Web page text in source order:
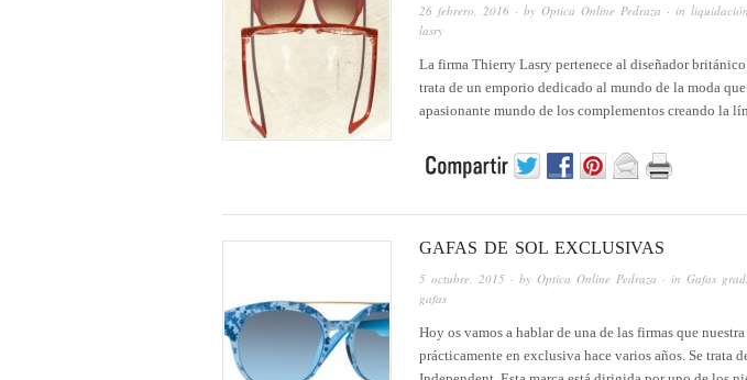
26 febrero, 2016 · by Optica Online Pedraza · in
lasry
La firma Thierry Lasry pertenece al diseñador
trata de un emporio dedicado al mundo de la moda
apasionante mundo de los complementos creando la
GAFAS DE SOL EXCLUSIVAS
5 octubre, 2015 · by Optica Online Pedraza · in Gafas
gafas
Hoy os vamos a hablar de una de las firmas que
prácticamente en exclusiva hace varios años. Se trata